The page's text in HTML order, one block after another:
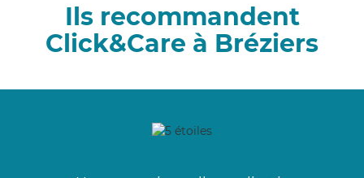
Ils recommandent
Click&Care à Bréziers